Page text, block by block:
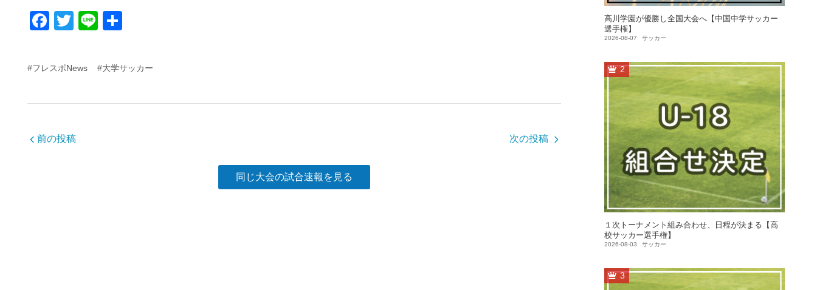
F
c
e
b
o
T
Li
e
#フレスポNews #大学サッカー
前の投稿 次の投稿
同じ大会の試合速報を見る
高川学園が優勝し全国大会へ【中国中学サッカー
選手権】
2026-08-07 サッカー
2
１次トーナメント組み合わせ、日程が決まる【高
校サッカー選手権】
2026-08-03 サッカー
3